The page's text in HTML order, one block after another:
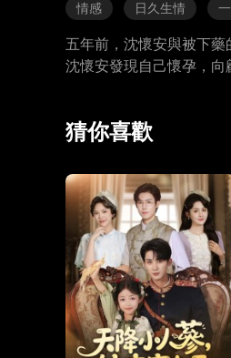
情感 日久生情
五年前，沈懷安與被下
沈懷安發現自己懷孕，
猜你喜歡